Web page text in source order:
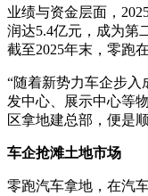
业绩与资金层面，
润达5.4亿元，成为第
截至2025年末，零跑
“随着新势力车企步
发中心、展示中心等
区拿地建总部，便是
车企抢滩土地市场
零跑汽车拿地，在汽